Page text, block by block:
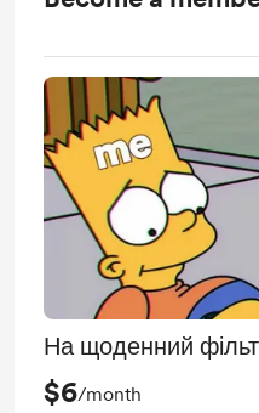
На щоденний
$6/month